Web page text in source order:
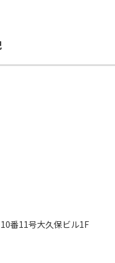
番11号大久保ビル1F